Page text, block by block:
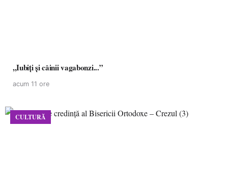
,,Iubiți și câinii vagabonzi...”
acum 11 ore
CULTURĂ